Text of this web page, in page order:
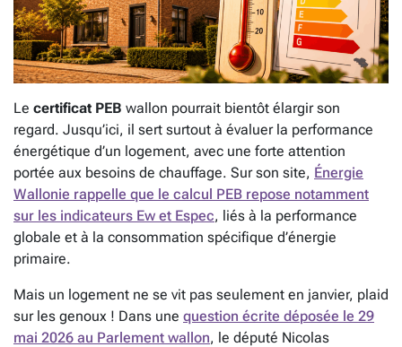
Le certificat PEB wallon pourrait bientôt élargir son
regard. Jusqu’ici, il sert surtout à évaluer la performance
énergétique d’un logement, avec une forte attention
portée aux besoins de chauffage. Sur son site, Énergie
Wallonie rappelle que le calcul PEB repose notamment
sur les indicateurs Ew et Espec, liés à la performance
globale et à la consommation spécifique d’énergie
primaire.
Mais un logement ne se vit pas seulement en janvier, plaid
sur les genoux ! Dans une question écrite déposée le 29
mai 2026 au Parlement wallon, le député Nicolas